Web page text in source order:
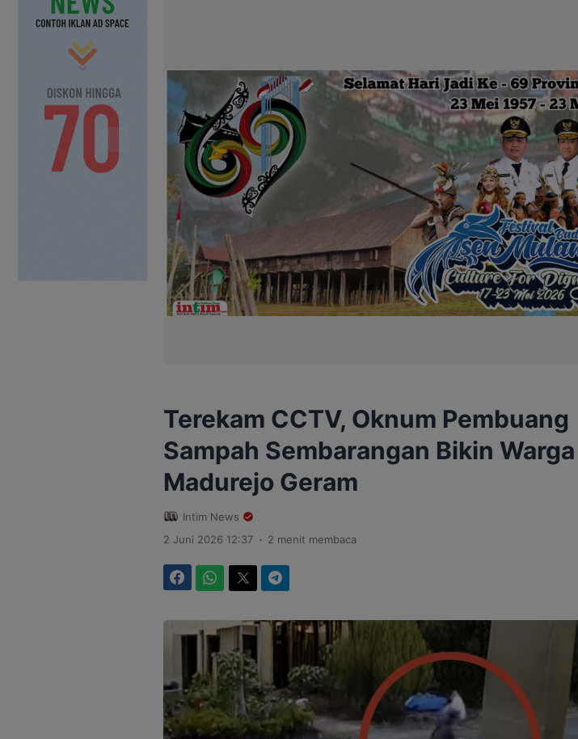
Terekam CCTV, Oknum Pembuang
Sampah Sembarangan Bikin Warga
Madurejo Geram
Intim News
2 Juni 2026 12:37 . 2 menit membaca